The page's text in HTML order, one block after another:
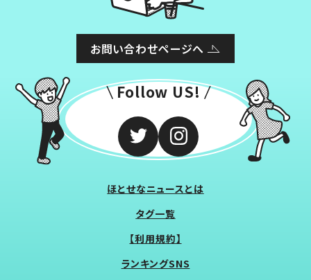
お問い合わせページへ
Follow US!
ほとせなニュースとは
タグ一覧
【利用規約】
ランキングSNS